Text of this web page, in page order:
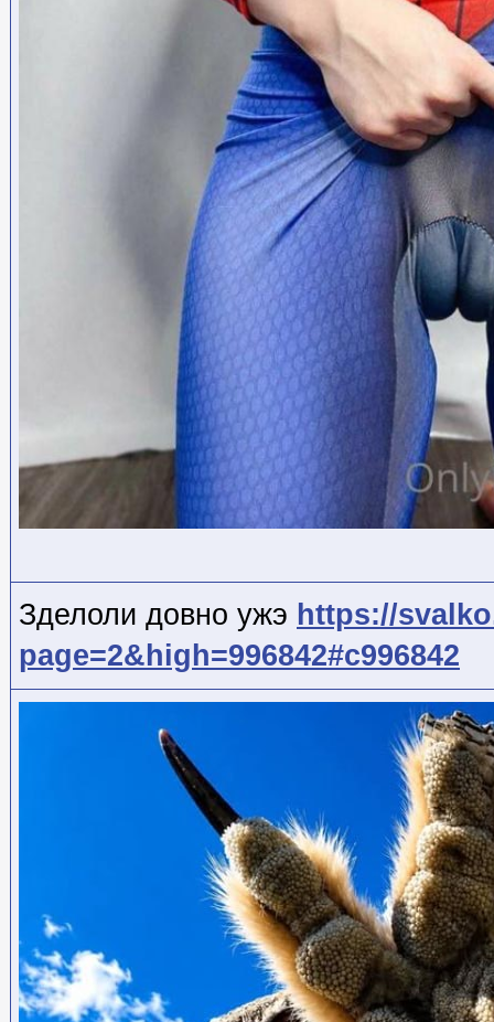
Зделоли довно ужэ https://
page=2&high=996842#c996842